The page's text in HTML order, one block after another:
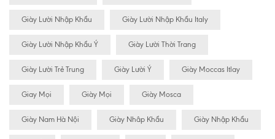
Giày Lười Nhập Khẩu Giày Lười Nhập Khẩu Italy
Giày Lười Nhập Khẩu Ý Giày Lười Thời Trang
Giày Lười Trẻ Trung Giày Lười Ý Giày Moccas Itlay
Giay Mọi Giày Mọi Giày Mosca
Giày Nam Hà Nội Giày Nhâp Khẩu Giày Nhập Khẩu